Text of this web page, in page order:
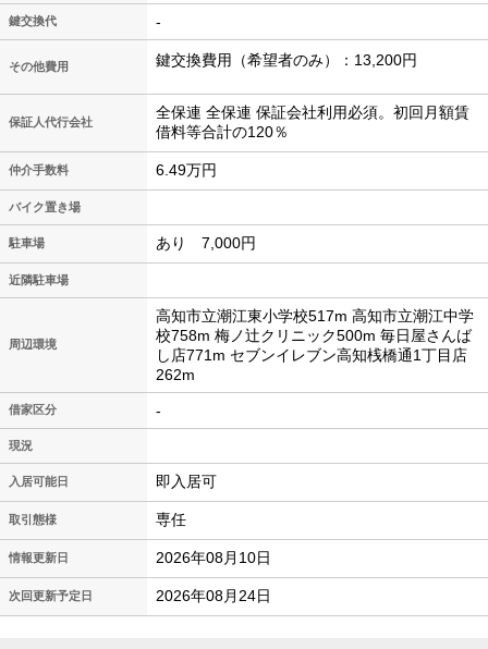
鍵交換代 -
その他費用 鍵交換費用（希望者のみ）：13,200円
保証人代行会社
全保連 全保連 保証会社利用必須。初回月額賃
借料等合計の120％
仲介手数料 6.49万円
バイク置き場
駐車場 あり 7,000円
近隣駐車場
周辺環境
高知市立潮江東小学校517m 高知市立潮江中学
校758m 梅ノ辻クリニック500m 毎日屋さんば
し店771m セブンイレブン高知桟橋通1丁目店
262m
借家区分 -
現況
入居可能日 即入居可
取引態様 専任
情報更新日 2026年08月10日
次回更新予定日 2026年08月24日